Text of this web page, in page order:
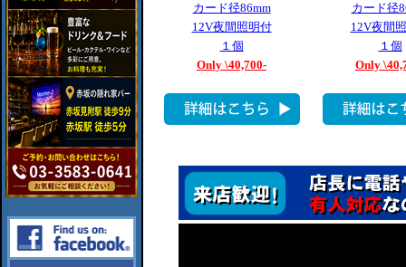
カード径86mm
12V夜間照明付
１個
Only \40,700-
カード径
12V夜間
１個
Only